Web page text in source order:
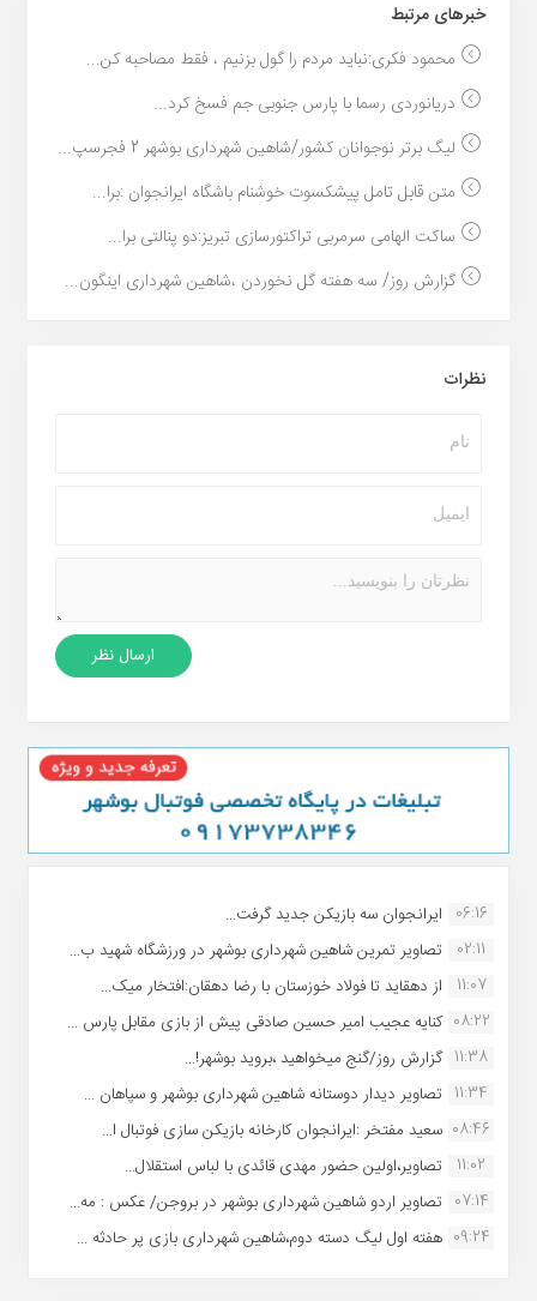
خبر‌های مرتبط
محمود فکری:نباید مردم را گول بزنیم ، فقط مصاحبه کن...
دریانوردی رسما با پارس جنوبی جم فسخ کرد...
لیگ برتر نوجوانان کشور/شاهین شهرداری بوشهر 2 فجرسپ...
متن قابل تامل پیشکسوت خوشنام باشگاه ایرانجوان :برا...
ساکت الهامی سرمربی تراکتورسازی تبریز:دو پنالتی برا...
گزارش روز/ سه هفته گل نخوردن ،شاهین شهرداری اینگون...
نظرات
06:16 ایرانجوان سه بازیکن جدید گرفت...
02:11
تصاویر تمرین شاهین شهردارى بوشهر در ورزشگاه شهید ب...
11:07
از دهقاید تا فولاد خوزستان با رضا دهقان:افتخار میک...
08:22 کنایه عجیب امیر حسین صادقی پیش از بازی مقابل پارس ...
11:38 گزارش روز/گنج میخواهید ،بروید بوشهر!...
11:34 تصاویر دیدار دوستانه شاهین شهردارى بوشهر و سپاهان ...
08:46 سعید مفتخر :ایرانجوان کارخانه بازیکن سازی فوتبال ا...
11:02
تصاویر،اولین حضور مهدی قائدی با لباس استقلال...
07:14 تصاویر اردو شاهین شهرداری بوشهر در بروجن/ عکس : مه...
09:24 هفته اول لیگ دسته دوم،شاهین شهرداری بازی پر حادثه ...